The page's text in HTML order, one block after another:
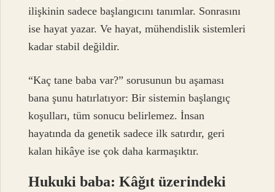
ilişkinin sadece başlangıcını tanımlar. Sonrasını
ise hayat yazar. Ve hayat, mühendislik sistemleri
kadar stabil değildir.
“Kaç tane baba var?” sorusunun bu aşaması
bana şunu hatırlatıyor: Bir sistemin başlangıç
koşulları, tüm sonucu belirlemez. İnsan
hayatında da genetik sadece ilk satırdır, geri
kalan hikâye ise çok daha karmaşıktır.
Hukuki baba: Kâğıt üzerindeki